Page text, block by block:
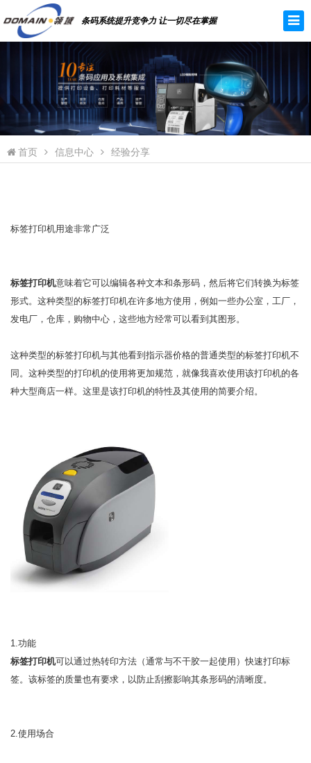
条码系统提升竞争力 让一切尽在掌握
首页 信息中心 经验分享
标签打印机用途非常广泛
标签打印机意味着它可以编辑各种文本和条形码，然后将它们转换为标签
形式。这种类型的标签打印机在许多地方使用，例如一些办公室，工厂，
发电厂，仓库，购物中心，这些地方经常可以看到其图形。
这种类型的标签打印机与其他看到指示器价格的普通类型的标签打印机不
同。这种类型的打印机的使用将更加规范，就像我喜欢使用该打印机的各
种大型商店一样。这里是该打印机的特性及其使用的简要介绍。
1.功能
标签打印机可以通过热转印方法（通常与不干胶一起使用）快速打印标
签。该标签的质量也有要求，以防止刮擦影响其条形码的清晰度。
2.使用场合